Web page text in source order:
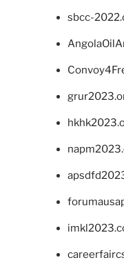
sbcc-